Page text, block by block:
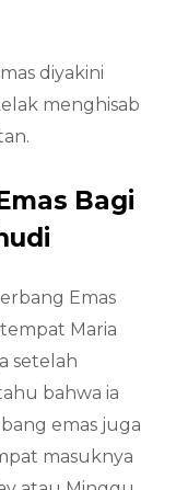
diyakini
menghisab
Bagi
Emas
Maria
setelah
bahwa ia
emas juga
masuknya